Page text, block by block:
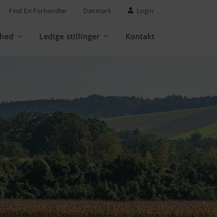
Find En Forhandler Danmark Login
Ledige stillinger Kontakt